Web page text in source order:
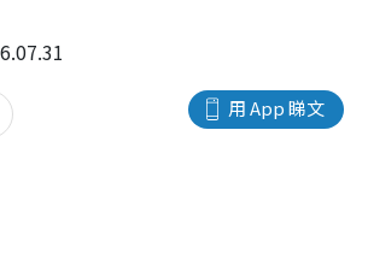
用 App 睇文